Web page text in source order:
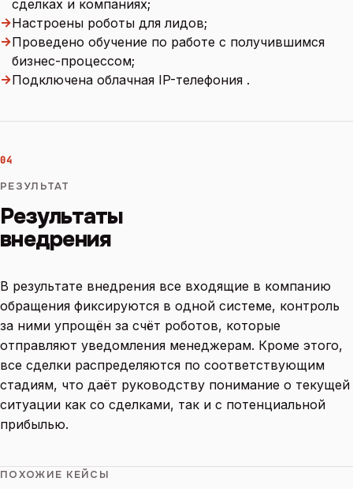
сделках и компаниях;
→Настроены роботы для лидов;
→Проведено обучение по работе с получившимся
бизнес-процессом;
→Подключена облачная IP-телефония .
04
РЕЗУЛЬТАТ
Результаты
внедрения
В результате внедрения все входящие в компанию
обращения фиксируются в одной системе, контроль
за ними упрощён за счёт роботов, которые
отправляют уведомления менеджерам. Кроме этого,
все сделки распределяются по соответствующим
стадиям, что даёт руководству понимание о текущей
ситуации как со сделками, так и с потенциальной
прибылью.
ПОХОЖИЕ КЕЙСЫ